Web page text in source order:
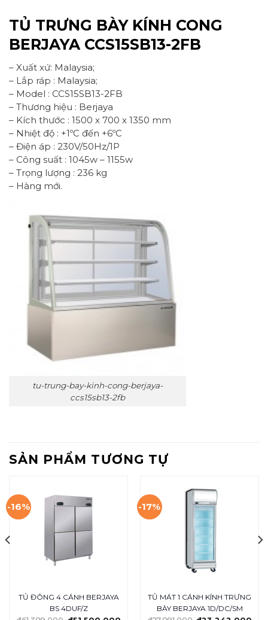
TỦ TRƯNG BÀY KÍNH CONG
BERJAYA CCS15SB13-2FB
– Xuất xứ: Malaysia;
– Lắp ráp : Malaysia;
– Model : CCS15SB13-2FB
– Thương hiệu : Berjaya
– Kích thước : 1500 x 700 x 1350 mm
– Nhiệt độ : +1ºC đến +6ºC
– Điện áp : 230V/50Hz/1P
– Công suất : 1045w – 1155w
– Trọng lượng : 236 kg
– Hàng mới.
tu-trung-bay-kinh-cong-berjaya-
ccs15sb13-2fb
SẢN PHẨM TƯƠNG TỰ
-16%
TỦ ĐÔNG 4 CÁNH BERJAYA
BS 4DUF/Z
-17%
TỦ MÁT 1 CÁNH KÍNH TRƯNG
BÀY BERJAYA 1D/DC/SM